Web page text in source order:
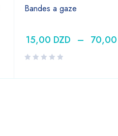
Bandes a gaze
15,00 DZD – 70,00